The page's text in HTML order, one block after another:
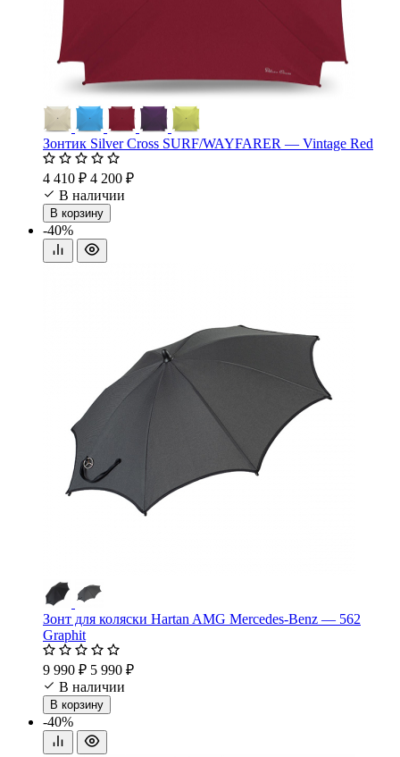
Зонтик Silver Cross SURF/WAYFARER — Vintage Red
4 410 ₽ 4 200 ₽
В наличии
В корзину
-40%
Зонт для коляски Hartan AMG Mercedes-Benz — 562
Graphit
9 990 ₽ 5 990 ₽
В наличии
В корзину
-40%